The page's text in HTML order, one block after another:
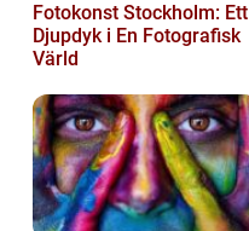
Fotokonst Stockholm: Ett
Djupdyk i En Fotografisk
Värld